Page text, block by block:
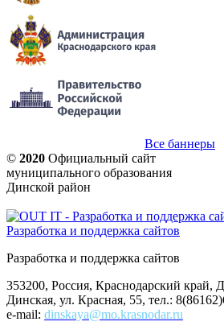
Все баннеры
© 2020 Официальный сайт
муниципального образования
Динской район
Разработка и поддержка сайтов
Разработка и поддержка сайтов
353200, Россия, Краснодарский край,
Динская, ул. Красная, 55, тел.:
e-mail: dinskaya@mo.krasnodar.ru